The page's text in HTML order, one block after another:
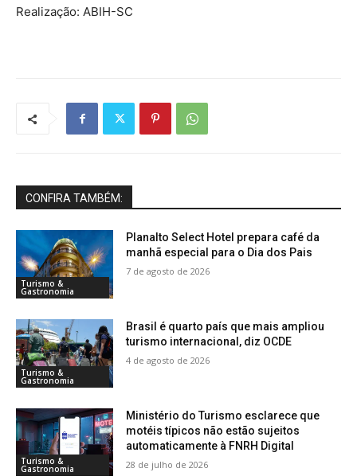
Realização: ABIH-SC
CONFIRA TAMBÉM:
Turismo &
Gastronomia
Planalto Select Hotel prepara café da
manhã especial para o Dia dos Pais
7 de agosto de 2026
Turismo &
Gastronomia
Brasil é quarto país que mais ampliou
turismo internacional, diz OCDE
4 de agosto de 2026
Turismo &
Gastronomia
Ministério do Turismo esclarece que
motéis típicos não estão sujeitos
automaticamente à FNRH Digital
28 de julho de 2026